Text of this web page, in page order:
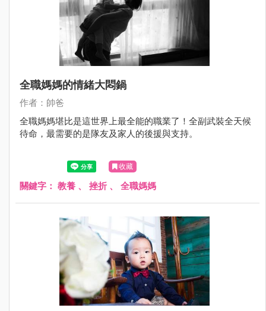
全職媽媽的情緒大悶鍋
作者：帥爸
全職媽媽堪比是這世界上最全能的職業了！全副武裝全天候
待命，最需要的是隊友及家人的後援與支持。
收藏
關鍵字： 教養 、 挫折 、 全職媽媽